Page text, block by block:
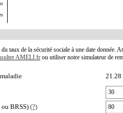
taux de la sécurité sociale à une date
AMELI.fr ou utiliser notre simulateur de
21.28
BRSS) (?)